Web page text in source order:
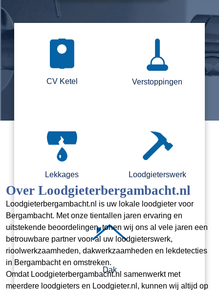
CV Ketel Verstoppingen
Lekkages Loodgieterswerk
Dak
Over Loodgieterbergambacht.nl
Loodgieterbergambacht.nl is uw lokale loodgieter voor
Bergambacht. Met onze tientallen jaren ervaring en
uitstekende beoordelingen, tonen wij ons al vele jaren een
betrouwbare partner voor al uw loodgieterswerk,
rioolwerkzaamheden, dakwerkzaamheden en lekdetecties
in Bergambacht en omstreken.
Omdat Loodgieterbergambacht.nl samenwerkt met
meerdere loodgieters en Loodgieter.nl, kunnen wij altijd op